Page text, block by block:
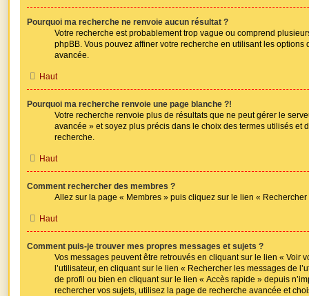
Pourquoi ma recherche ne renvoie aucun résultat ?
Votre recherche est probablement trop vague ou comprend
phpBB. Vous pouvez affiner votre recherche en utilisant les
avancée.
Haut
Pourquoi ma recherche renvoie une page blanche ?!
Votre recherche renvoie plus de résultats que ne peut gérer le
avancée » et soyez plus précis dans le choix des termes utilisés et
recherche.
Haut
Comment rechercher des membres ?
Allez sur la page « Membres » puis cliquez sur le lien « Rechercher
Haut
Comment puis-je trouver mes propres messages et sujets ?
Vos messages peuvent être retrouvés en cliquant sur le lien « Voir
l’utilisateur, en cliquant sur le lien « Rechercher les messages de
de profil ou bien en cliquant sur le lien « Accès rapide » depuis
rechercher vos sujets, utilisez la page de recherche avancée et